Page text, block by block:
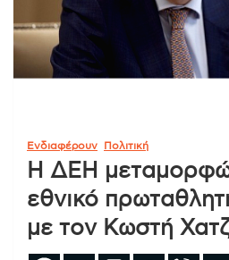
Ενδιαφέρουν Πολιτική
Η ΔΕΗ
εθνικό
με τον Κωστή